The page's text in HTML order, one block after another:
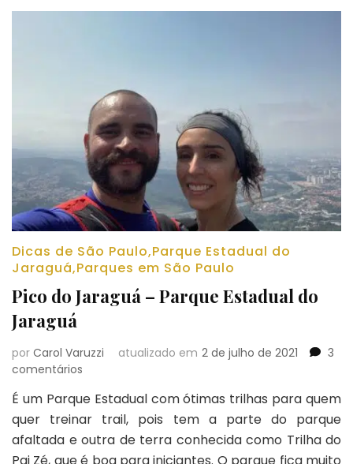
Dicas de São Paulo,Parque Estadual do
Jaraguá,Parques em São Paulo
Pico do Jaraguá – Parque Estadual do
Jaraguá
por Carol Varuzzi atualizado em 2 de julho de 2021
3
comentários
do
Jaraguá
–
Parque
É um Parque Estadual com ótimas trilhas para quem
quer treinar trail, pois tem a parte do parque
afaltada e outra de terra conhecida como Trilha do
Pai Zé, que é boa para iniciantes. O parque fica muito